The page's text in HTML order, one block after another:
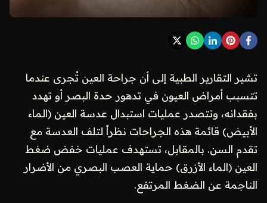
تشير التقارير الطبية إلى أن جراحة العين تُجرى عندما
تتسبب أمراض العيون في تدهور حدة البصر أو تهدد
بفقدانه، وتتصدر عمليات استبدال عدسة العين (الماء
الأبيض) قائمة هذه الجراحات نظراً لتلف العدسة مع
تقدم السن. بالمقابل، تستهدف عمليات خفض ضغط
العين (الماء الأزرق) حماية العصب البصري من الأضرار
الناجمة عن الضغط المرتفع.